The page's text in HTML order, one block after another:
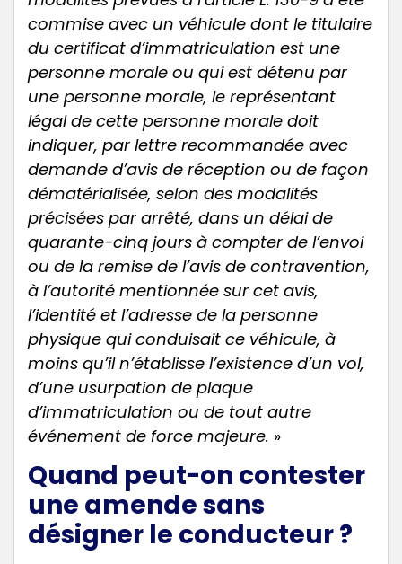
commise avec un véhicule dont le titulaire
du certificat d’immatriculation est une
personne morale ou qui est détenu par
une personne morale, le représentant
légal de cette personne morale doit
indiquer, par lettre recommandée avec
demande d’avis de réception ou de façon
dématérialisée, selon des modalités
précisées par arrêté, dans un délai de
quarante-cinq jours à compter de l’envoi
ou de la remise de l’avis de contravention,
à l’autorité mentionnée sur cet avis,
l’identité et l’adresse de la personne
physique qui conduisait ce véhicule, à
moins qu’il n’établisse l’existence d’un vol,
d’une usurpation de plaque
d’immatriculation ou de tout autre
événement de force majeure. »
Quand peut-on contester
une amende sans
désigner le conducteur ?